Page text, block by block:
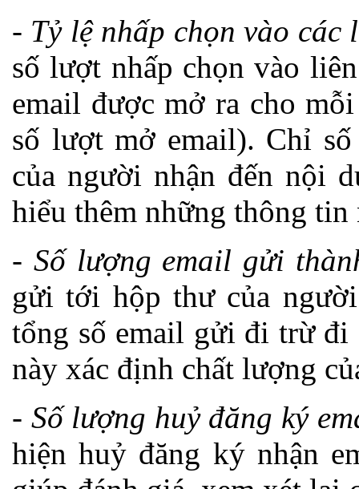
- Tỷ lệ nhấp chọn vào các
số lượt nhấp chọn vào
email được mở ra cho
số lượt mở email). Chỉ
của người nhận đến nội
hiểu thêm những thông
- Số lượng email gửi
gửi tới hộp thư của
tổng số email gửi đi trừ
này xác định chất lượng
- Số lượng huỷ đăng ký
hiện huỷ đăng ký nhận